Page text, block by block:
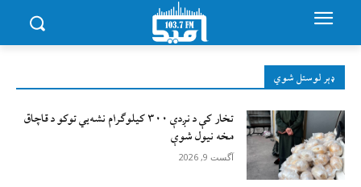
ډېر لوستل شوي
تخار کې د نږدې ۳۰۰ کیلوګرام نشه‌يي توکو د قاچاق
مخه نیول شوې
آگست 9, 2026